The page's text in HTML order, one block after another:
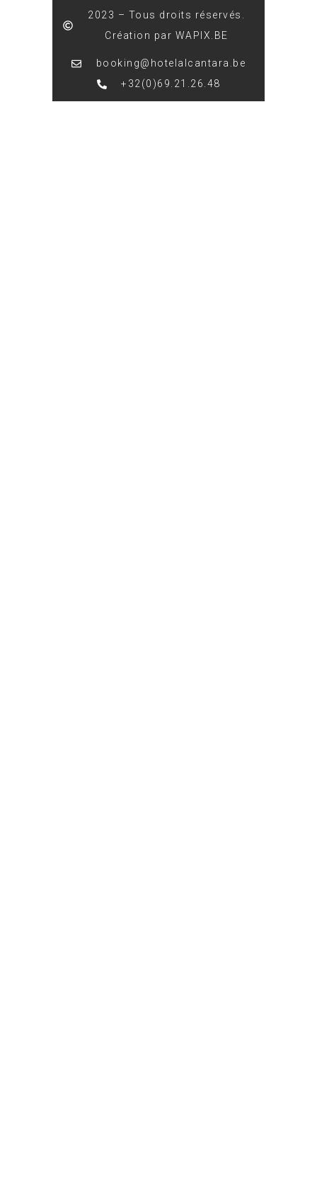
2023 – Tous droits réservés.
Création par WAPIX.BE
booking@hotelalcantara.be
+32(0)69.21.26.48